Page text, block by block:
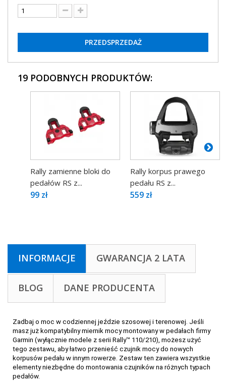
PRZEDSPRZEDAŻ
19 PODOBNYCH PRODUKTÓW:
Rally zamienne bloki do
pedałów RS z...
99 zł
Rally korpus prawego
pedału RS z...
559 zł
INFORMACJE GWARANCJA 2 LATA
BLOG DANE PRODUCENTA
Zadbaj o moc w codziennej jeździe szosowej i terenowej. Jeśli
masz już kompatybilny miernik mocy montowany w pedałach firmy
Garmin (wyłącznie modele z serii Rally™ 110/210), możesz użyć
tego zestawu, aby łatwo przenieść czujnik mocy do nowych
korpusów pedału w innym rowerze. Zestaw ten zawiera wszystkie
elementy niezbędne do montowania czujników na różnych typach
pedałów.